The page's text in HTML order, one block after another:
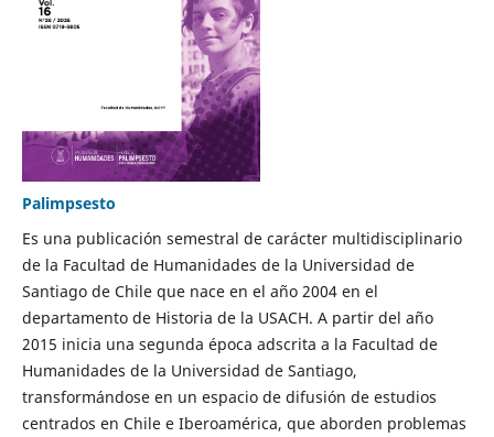
Palimpsesto
Es una publicación semestral de carácter multidisciplinario
de la Facultad de Humanidades de la Universidad de
Santiago de Chile que nace en el año 2004 en el
departamento de Historia de la USACH. A partir del año
2015 inicia una segunda época adscrita a la Facultad de
Humanidades de la Universidad de Santiago,
transformándose en un espacio de difusión de estudios
centrados en Chile e Iberoamérica, que aborden problemas